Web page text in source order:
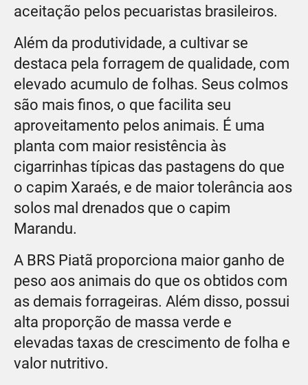
aceitação pelos pecuaristas brasileiros.
Além da produtividade, a cultivar se
destaca pela forragem de qualidade, com
elevado acumulo de folhas. Seus colmos
são mais finos, o que facilita seu
aproveitamento pelos animais. É uma
planta com maior resistência às
cigarrinhas típicas das pastagens do que
o capim Xaraés, e de maior tolerância aos
solos mal drenados que o capim
Marandu.
A BRS Piatã proporciona maior ganho de
peso aos animais do que os obtidos com
as demais forrageiras. Além disso, possui
alta proporção de massa verde e
elevadas taxas de crescimento de folha e
valor nutritivo.